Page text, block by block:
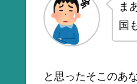
ま
国
と思ったそこのあ